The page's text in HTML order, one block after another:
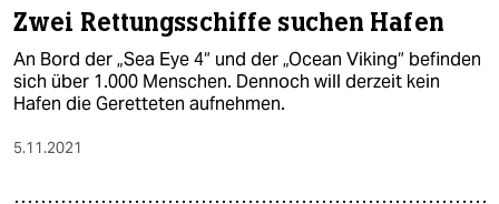
Zwei Rettungsschiffe suchen Hafen
An Bord der „Sea Eye 4“ und der „Ocean Viking“ befinden
sich über 1.000 Menschen. Dennoch will derzeit kein
Hafen die Geretteten aufnehmen.
5.11.2021